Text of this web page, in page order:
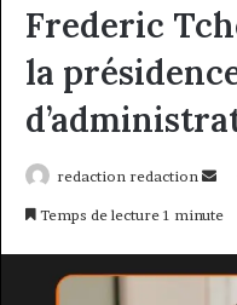
Frederic
la
redaction redaction
Temps de lecture 1 minute